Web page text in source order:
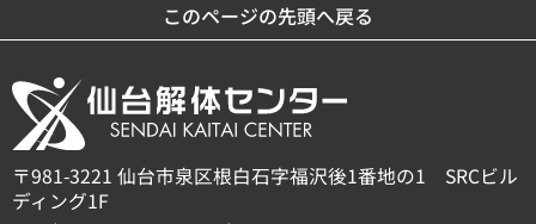
このページの先頭へ戻る
〒981-3221 仙台市泉区根白石字福沢後1番地の1 SRCビル
ディング1F